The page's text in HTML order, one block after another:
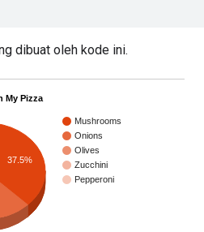
dibuat oleh kode ini.